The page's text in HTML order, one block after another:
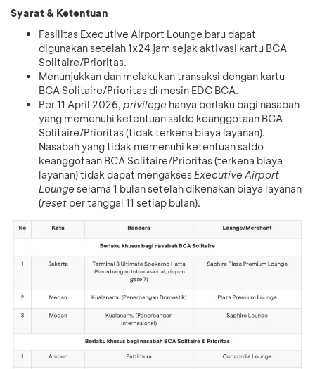
Syarat & Ketentuan
Fasilitas Executive Airport Lounge baru dapat
digunakan setelah 1x24 jam sejak aktivasi kartu BCA
Solitaire/Prioritas.
Menunjukkan dan melakukan transaksi dengan kartu
BCA Solitaire/Prioritas di mesin EDC BCA.
Per 11 April 2026, privilege hanya berlaku bagi nasabah
yang memenuhi ketentuan saldo keanggotaan BCA
Solitaire/Prioritas (tidak terkena biaya layanan).
Nasabah yang tidak memenuhi ketentuan saldo
keanggotaan BCA Solitaire/Prioritas (terkena biaya
layanan) tidak dapat mengaksesExecutive Airport
Lounge selama 1 bulan setelah dikenakan biaya layanan
(reset per tanggal 11 setiap bulan).